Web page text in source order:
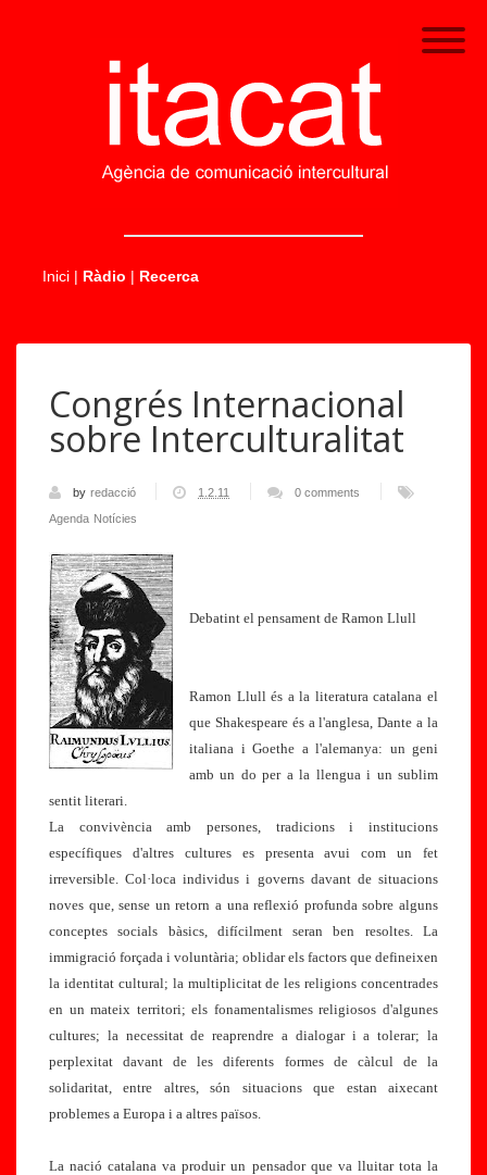
Inici | Ràdio | Recerca
Congrés Internacional
sobre Interculturalitat
by redacció 1.2.11
0 comments
Agenda Notícies
Debatint el pensament de Ramon Llull
Ramon Llull és a la literatura catalana el
que Shakespeare és a l'anglesa, Dante a la
italiana i Goethe a l'alemanya: un geni
amb un do per a la llengua i un sublim
sentit literari.
La convivència amb persones, tradicions i institucions
específiques d'altres cultures es presenta avui com un fet
irreversible. Col·loca individus i governs davant de situacions
noves que, sense un retorn a una reflexió profunda sobre alguns
conceptes socials bàsics, difícilment seran ben resoltes. La
immigració forçada i voluntària; oblidar els factors que defineixen
la identitat cultural; la multiplicitat de les religions concentrades
en un mateix territori; els fonamentalismes religiosos d'algunes
cultures; la necessitat de reaprendre a dialogar i a tolerar; la
perplexitat davant de les diferents formes de càlcul de la
solidaritat, entre altres, són situacions que estan aixecant
problemes a Europa i a altres països.
La nació catalana va produir un pensador que va lluitar tota la